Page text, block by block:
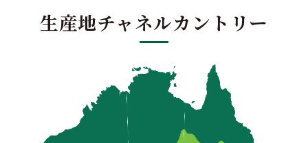
生産地チャネルカントリー